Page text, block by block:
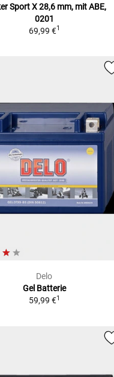
Sport X 28,6 mm, mit ABE,
0201
69,99 €1
Delo
Gel Batterie
59,99 €1